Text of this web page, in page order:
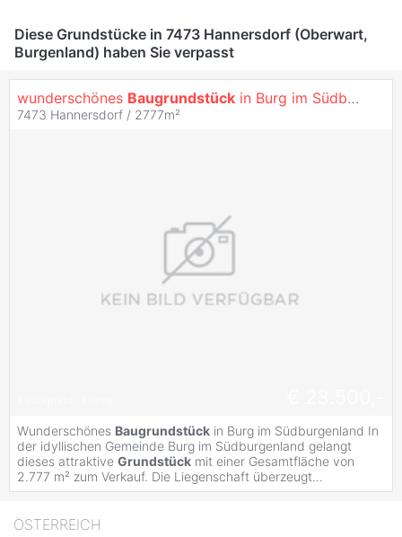
Diese Grundstücke in 7473 Hannersdorf (Oberwart,
Burgenland) haben Sie verpasst
wunderschönes Baugrundstück in Burg im Südburgenland
7473 Hannersdorf / 2777m²
Wunderschönes Baugrundstück in Burg im Südburgenland In
der idyllischen Gemeinde Burg im Südburgenland gelangt
dieses attraktive Grundstück mit einer Gesamtfläche von
2.777 m² zum Verkauf. Die Liegenschaft überzeugt...
ÖSTERREICH